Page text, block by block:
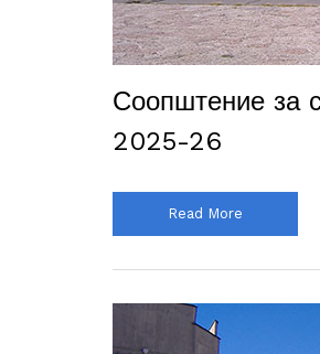
Соопштение за
2025-26
Read More